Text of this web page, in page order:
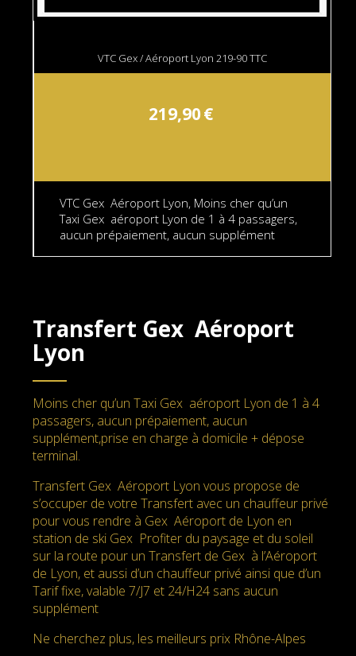
VTC Gex / Aéroport Lyon 219-90 TTC
219,90€
VTC Gex Aéroport Lyon, Moins cher qu’un
Taxi Gex aéroport Lyon de 1 à 4 passagers,
aucun prépaiement, aucun supplément
Transfert Gex Aéroport
Lyon
Moins cher qu’un Taxi Gex aéroport Lyon de 1 à 4
passagers, aucun prépaiement, aucun
supplément,prise en charge à domicile + dépose
terminal.
Transfert Gex Aéroport Lyon vous propose de
s’occuper de votre Transfert avec un chauffeur privé
pour vous rendre à Gex Aéroport de Lyon en
station de ski Gex Profiter du paysage et du soleil
sur la route pour un Transfert de Gex à l’Aéroport
de Lyon, et aussi d’un chauffeur privé ainsi que d’un
Tarif fixe, valable 7/J7 et 24/H24 sans aucun
supplément
Ne cherchez plus, les meilleurs prix Rhône-Alpes